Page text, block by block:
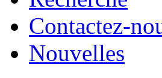
Contactez-
Nouvelles